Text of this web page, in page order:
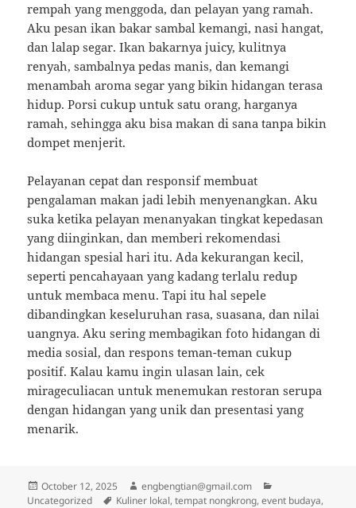
rempah yang menggoda, dan pelayan yang ramah.
Aku pesan ikan bakar sambal kemangi, nasi hangat,
dan lalap segar. Ikan bakarnya juicy, kulitnya
renyah, sambalnya pedas manis, dan kemangi
menambah aroma segar yang bikin hidangan terasa
hidup. Porsi cukup untuk satu orang, harganya
ramah, sehingga aku bisa makan di sana tanpa bikin
dompet menjerit.
Pelayanan cepat dan responsif membuat
pengalaman makan jadi lebih menyenangkan. Aku
suka ketika pelayan menanyakan tingkat kepedasan
yang diinginkan, dan memberi rekomendasi
hidangan spesial hari itu. Ada kekurangan kecil,
seperti pencahayaan yang kadang terlalu redup
untuk membaca menu. Tapi itu hal sepele
dibandingkan keseluruhan rasa, suasana, dan nilai
uangnya. Aku sering membagikan foto hidangan di
media sosial, dan respons teman-teman cukup
positif. Kalau kamu ingin ulasan lain, cek
mirageculiacan untuk menemukan restoran serupa
dengan hidangan yang unik dan presentasi yang
menarik.
Posted
on
October 12, 2025 Author
engbengtian@gmail.com
Uncategorized
Tags
Kuliner lokal, tempat nongkrong, event budaya,